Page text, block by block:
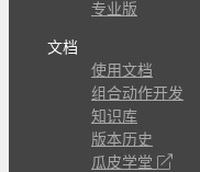
专业版
文档
使用文档
组合动作开发
知识库
版本历史
瓜皮学堂